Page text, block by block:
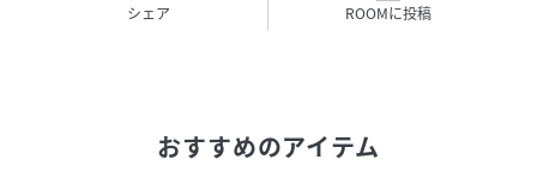
シェア ROOMに投稿
おすすめのアイテム